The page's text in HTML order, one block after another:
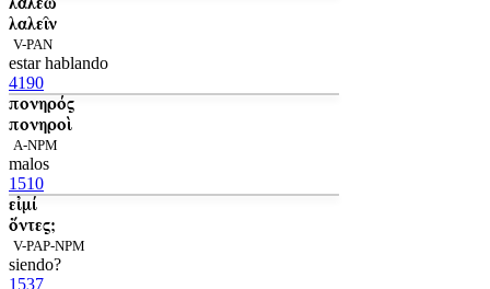
λαλεῖν
V-PAN
estar hablando
4190
πονηρός
πονηροὶ
A-NPM
malos
1510
εἰμί
ὄντες;
V-PAP-NPM
siendo?
1537